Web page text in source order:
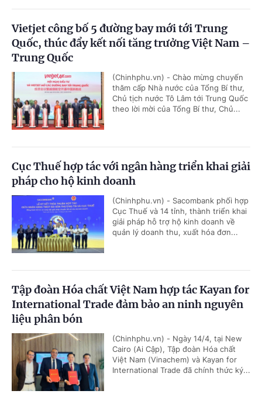
Vietjet công bố 5 đường bay mới tới Trung
Quốc, thúc đẩy kết nối tăng trưởng Việt Nam –
Trung Quốc
(Chinhphu.vn) - Chào mừng chuyến
thăm cấp Nhà nước của Tổng Bí thư,
Chủ tịch nước Tô Lâm tới Trung Quốc
theo lời mời của Tổng Bí thư, Chủ...
Cục Thuế hợp tác với ngân hàng triển khai giải
pháp cho hộ kinh doanh
(Chinhphu.vn) - Sacombank phối hợp
Cục Thuế và 14 tỉnh, thành triển khai
giải pháp hỗ trợ hộ kinh doanh về
quản lý doanh thu, xuất hóa đơn...
Tập đoàn Hóa chất Việt Nam hợp tác Kayan for
International Trade đảm bảo an ninh nguyên
liệu phân bón
(Chinhphu.vn) - Ngày 14/4, tại New
Cairo (Ai Cập), Tập đoàn Hóa chất
Việt Nam (Vinachem) và Kayan for
International Trade đã chính thức ký...